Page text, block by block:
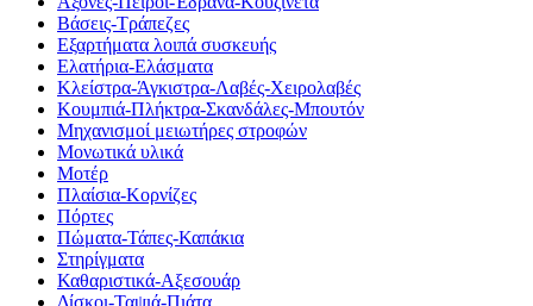
Βάσεις-Τράπεζες
Εξαρτήματα λοιπά συσκευής
Ελατήρια-Ελάσματα
Κλείστρα-Άγκιστρα-Λαβές-Χειρολαβές
Κουμπιά-Πλήκτρα-Σκανδάλες-Μπουτόν
Μηχανισμοί μειωτήρες στροφών
Μονωτικά υλικά
Μοτέρ
Πλαίσια-Κορνίζες
Πόρτες
Πώματα-Τάπες-Καπάκια
Στηρίγματα
Καθαριστικά-Αξεσουάρ
Δίσκοι-Ταψιά-Πιάτα